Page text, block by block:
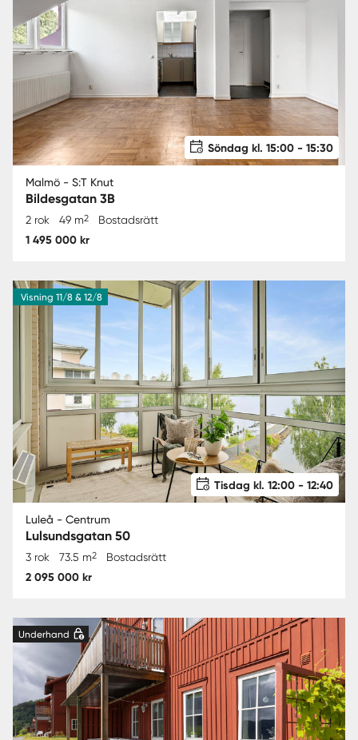
Söndag kl. 15:00 - 15:30
Malmö - S:T Knut
Bildesgatan 3B
2 rok 49 m2 Bostadsrätt
1 495 000 kr
Visning 11/8 & 12/8
Tisdag kl. 12:00 - 12:40
Luleå - Centrum
Lulsundsgatan 50
3 rok 73.5 m2 Bostadsrätt
2 095 000 kr
Underhand